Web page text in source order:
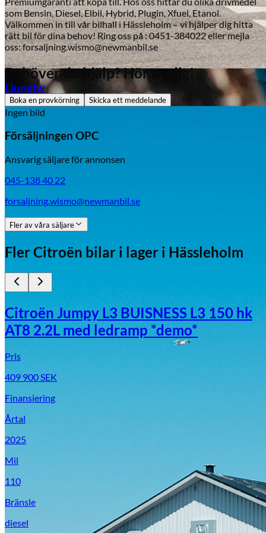
Aixiam
Honda
Ljungby
som Bensin, Diesel, Elbil, Hybrid, Plugin, Xfuel, Etanol.
Välkommen in till vår bilhall i Hässleholm – vi hjälper dig hitta
rätt bil för dina behov! Ring oss på : 0451-384022 eller mejla
oss: forsaljning.wismo@newmanbil.se
Behöver du hjälp? Hör av dig!
Boka en provkörning Skicka ett meddelande
Ingen bild
Försäljningen OPC
Ansvarig säljare för annonsen
045-138 40 22
forsaljning.wismo@newmanbil.se
Fler av våra säljare
FlerCitroën bilar i lager i Hässleholm
Citroën Jumpy L3 BUISNESS L3 150 hk
AT8 2.2L med ledramp *demo*
Pris
409 900SEK
Finansiering
Årtal
2025
Mil
110
Bränsle
diesel